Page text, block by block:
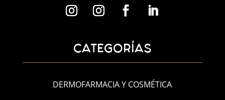
CATEGORÍAS
DERMOFARMACIA Y COSMÉTICA